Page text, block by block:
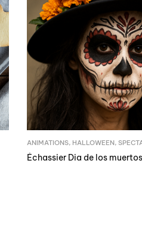
ANIMATIONS, HALLOWEEN,
Échassier Dia de los muertos